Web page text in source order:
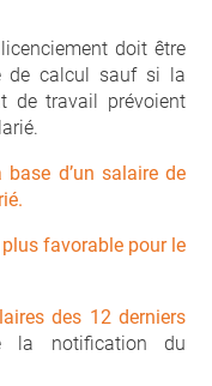
doit être
de calcul sauf si la
de travail prévoient
base d’un salaire de
plus favorable pour le
des 12 derniers
la notification du